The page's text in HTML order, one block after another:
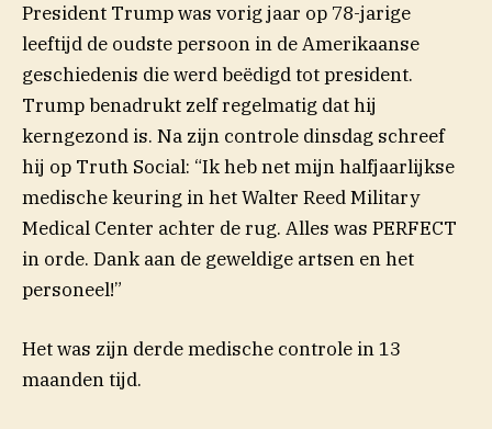
President Trump was vorig jaar op 78-jarige
leeftijd de oudste persoon in de Amerikaanse
geschiedenis die werd beëdigd tot president.
Trump benadrukt zelf regelmatig dat hij
kerngezond is. Na zijn controle dinsdag schreef
hij op Truth Social: “Ik heb net mijn halfjaarlijkse
medische keuring in het Walter Reed Military
Medical Center achter de rug. Alles was PERFECT
in orde. Dank aan de geweldige artsen en het
personeel!”
Het was zijn derde medische controle in 13
maanden tijd.